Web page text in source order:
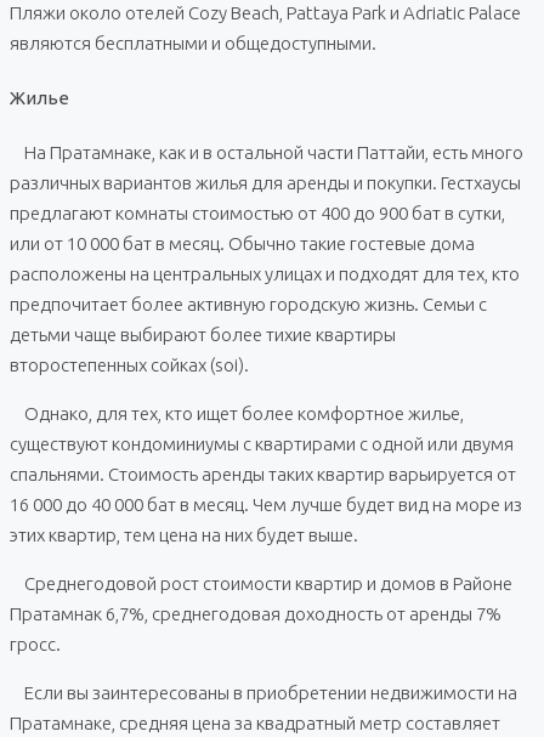
Пляжи около отелей Cozy Beach, Pattaya Park и Adriatic Palace
являются бесплатными и общедоступными.
Жилье
На Пратамнаке, как и в остальной части Паттайи, есть много
различных вариантов жилья для аренды и покупки. Гестхаусы
предлагают комнаты стоимостью от 400 до 900 бат в сутки,
или от 10 000 бат в месяц. Обычно такие гостевые дома
расположены на центральных улицах и подходят для тех, кто
предпочитает более активную городскую жизнь. Семьи с
детьми чаще выбирают более тихие квартиры
второстепенных сойках (soi).
Однако, для тех, кто ищет более комфортное жилье,
существуют кондоминиумы с квартирами с одной или двумя
спальнями. Стоимость аренды таких квартир варьируется от
16 000 до 40 000 бат в месяц. Чем лучше будет вид на море из
этих квартир, тем цена на них будет выше.
Среднегодовой рост стоимости квартир и домов в Районе
Пратамнак 6,7%, среднегодовая доходность от аренды 7%
гросс.
Если вы заинтересованы в приобретении недвижимости на
Пратамнаке, средняя цена за квадратный метр составляет